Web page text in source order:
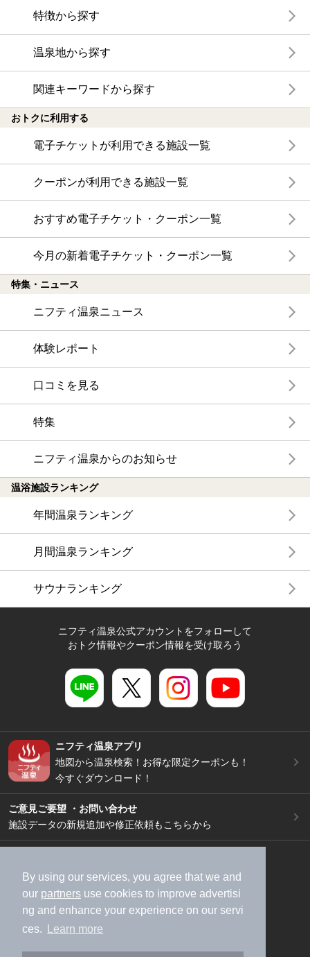
By using our services, you agree that we and
our partners use cookies to improve advertisi
ng and enhance your experience on our servi
ces.
Learn more
特徴から探す
温泉地から探す
関連キーワードから探す
おトクに利用する
電子チケットが利用できる施設一覧
クーポンが利用できる施設一覧
おすすめ電子チケット・クーポン一覧
今月の新着電子チケット・クーポン一覧
特集・ニュース
ニフティ温泉ニュース
体験レポート
口コミを見る
特集
ニフティ温泉からのお知らせ
温浴施設ランキング
年間温泉ランキング
月間温泉ランキング
サウナランキング
ニフティ温泉公式アカウントをフォローして
おトク情報やクーポン情報を受け取ろう
ニフティ温泉アプリ
地図から温泉検索！お得な限定クーポンも！
今すぐダウンロード！
ご意見ご要望 ・お問い合わせ
施設データの新規追加や修正依頼もこちらから
加盟店募集（資料請求）
広告出稿のご案内
利用規約
ライフスタイルMEMBERS+規約
特定商取引法に基づく表記
ヘルプ
採用情報
運営会社